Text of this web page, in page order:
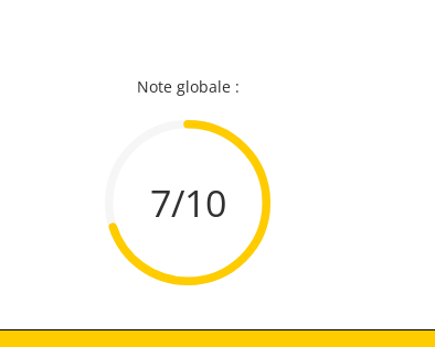
Note globale :
7/10